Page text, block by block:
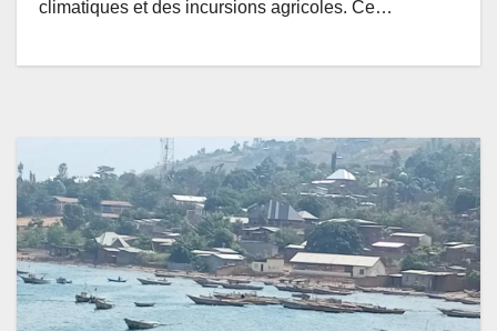
climatiques et des incursions agricoles. Ce…